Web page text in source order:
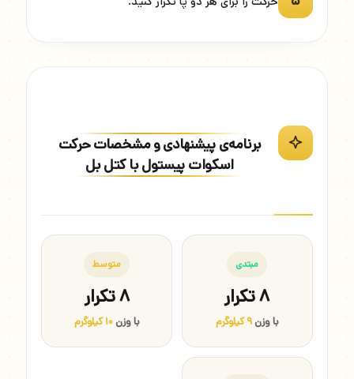
برنامه‌ی پیشنهادی و مشخصات حرکت
اسکوات پیستول با کتل بل
مبتدی
۸ تکرار
با وزن۹ کیلوگرم
متوسط
۸ تکرار
با وزن۱۰ کیلوگرم